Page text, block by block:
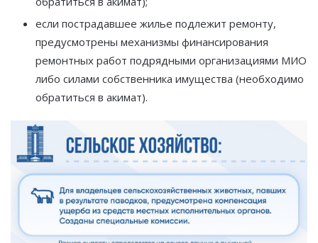
если пострадавшее жилье подлежит ремонту,
предусмотрены механизмы финансирования
ремонтных работ подрядными организациями МИО
либо силами собственника имущества (необходимо
обратиться в акимат).